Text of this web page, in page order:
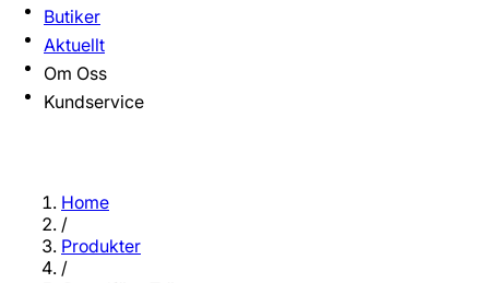
Butiker
Aktuellt
Om Oss
Kundservice
Home
/
Produkter
/